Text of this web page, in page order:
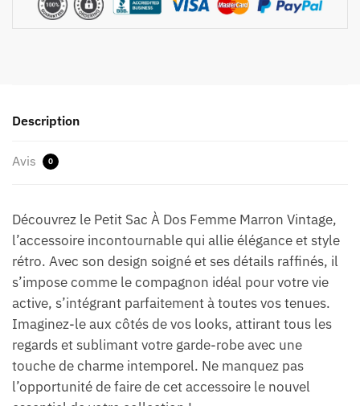
Description
Avis 0
Découvrez le Petit Sac À Dos Femme Marron Vintage,
l’accessoire incontournable qui allie élégance et style
rétro. Avec son design soigné et ses détails raffinés, il
s’impose comme le compagnon idéal pour votre vie
active, s’intégrant parfaitement à toutes vos tenues.
Imaginez-le aux côtés de vos looks, attirant tous les
regards et sublimant votre garde-robe avec une
touche de charme intemporel. Ne manquez pas
l’opportunité de faire de cet accessoire le nouvel